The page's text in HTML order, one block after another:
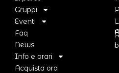
Gruppi
Eventi
Faq
News
Info e orari
Acquista ora